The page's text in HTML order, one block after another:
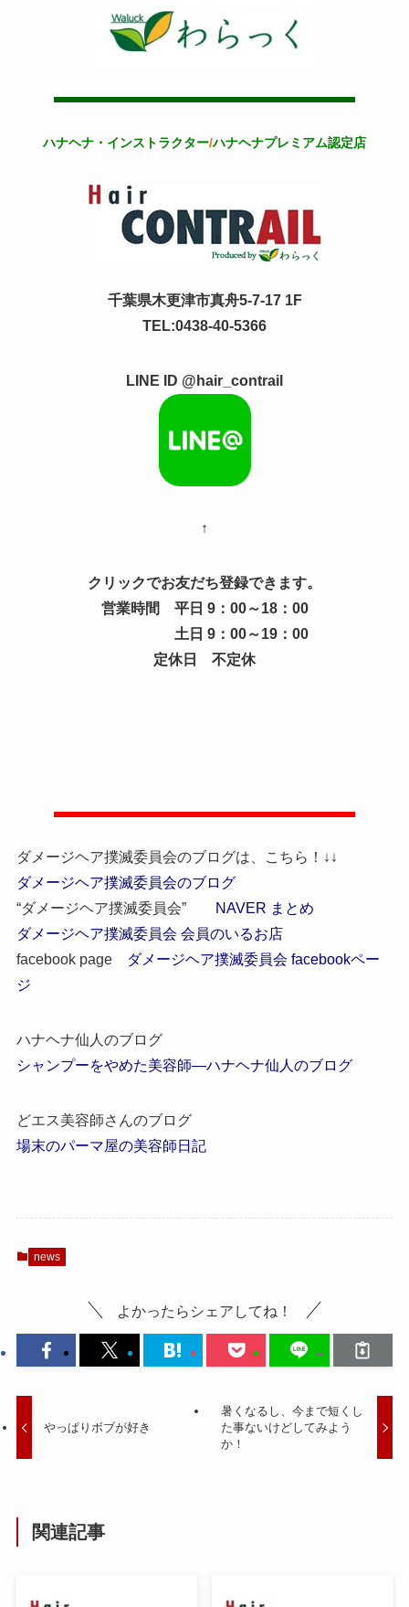
ハナヘナ・インストラクター/ハナヘナプレミアム認定店
千葉県木更津市真舟5-7-17 1F
TEL:0438-40-5366
LINE ID @hair_contrail
↑
クリックでお友だち登録できます。
営業時間 平日 9：00～18：00
土日 9：00～19：00
定休日 不定休
ダメージヘア撲滅委員会のブログは、こちら！↓↓
ダメージヘア撲滅委員会のブログ
“ダメージヘア撲滅委員会”
NAVER まとめ
ダメージヘア撲滅委員会 会員のいるお店
facebook page
ダメージヘア撲滅委員会 facebookペー
ジ
ハナヘナ仙人のブログ
シャンプーをやめた美容師―ハナヘナ仙人のブログ
どエス美容師さんのブログ
場末のパーマ屋の美容師日記
news
よかったらシェアしてね！
やっぱりボブが好き
暑くなるし、今まで短くし
た事ないけどしてみよう
か！
関連記事